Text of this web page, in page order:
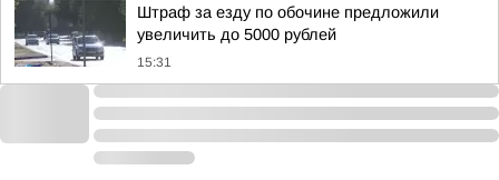
Штраф за езду по обочине предложили
увеличить до 5000 рублей
15:31